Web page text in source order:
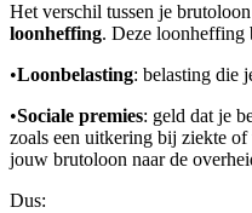
Het verschil tussen je
loonheffing. Deze loonheffing
•Loonbelasting: belasting die
•Sociale premies: geld dat je
zoals een uitkering bij ziekte
jouw brutoloon naar de
Dus: